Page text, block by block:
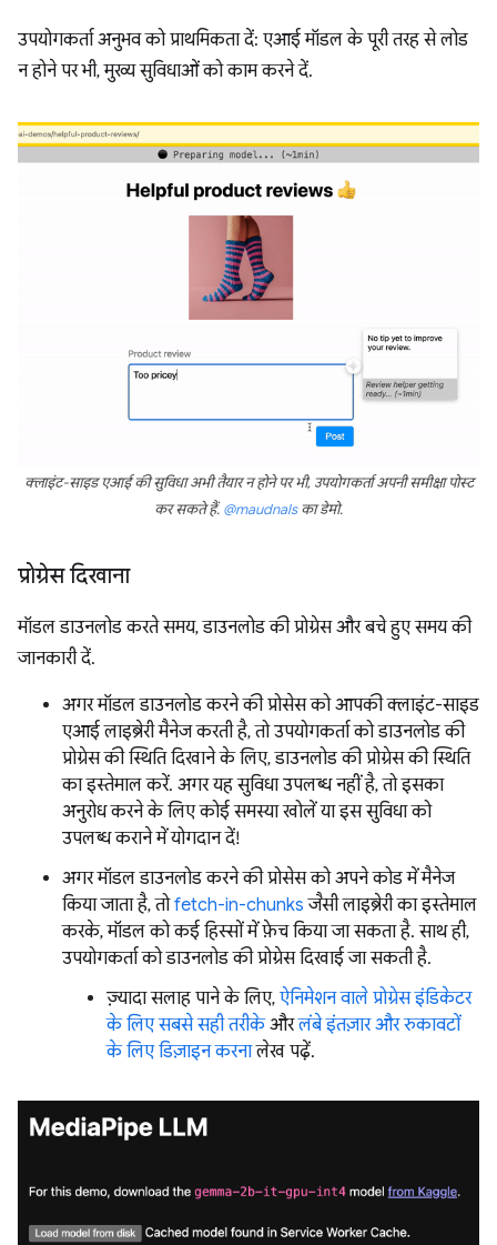
उपयोगकर्ता अनुभव को प्राथमिकता दें: एआई मॉडल के पूरी तरह से लोड
न होने पर भी, मुख्य सुविधाओं को काम करने दें.
क्लाइंट-साइड एआई की सुविधा अभी तैयार न होने पर भी, उपयोगकर्ता अपनी समीक्षा पोस्ट
कर सकते हैं. @maudnalsका डेमो.
प्रोग्रेस दिखाना
मॉडल डाउनलोड करते समय, डाउनलोड की प्रोग्रेस और बचे हुए समय की
जानकारी दें.
अगर मॉडल डाउनलोड करने की प्रोसेस को आपकी क्लाइंट-साइड
एआई लाइब्रेरी मैनेज करती है, तो उपयोगकर्ता को डाउनलोड की
प्रोग्रेस की स्थिति दिखाने के लिए, डाउनलोड की प्रोग्रेस की स्थिति
का इस्तेमाल करें. अगर यह सुविधा उपलब्ध नहीं है, तो इसका
अनुरोध करने के लिए कोई समस्या खोलें या इस सुविधा को
उपलब्ध कराने में योगदान दें!
अगर मॉडल डाउनलोड करने की प्रोसेस को अपने कोड में मैनेज
किया जाता है, तोfetch-in-chunks जैसी लाइब्रेरी का इस्तेमाल
करके, मॉडल को कई हिस्सों में फ़ेच किया जा सकता है. साथ ही,
उपयोगकर्ता को डाउनलोड की प्रोग्रेस दिखाई जा सकती है.
ज़्यादा सलाह पाने के लिए, ऐनिमेशन वाले प्रोग्रेस इंडिकेटर
के लिए सबसे सही तरीकेऔरलंबे इंतज़ार और रुकावटों
के लिए डिज़ाइन करनालेख पढ़ें.